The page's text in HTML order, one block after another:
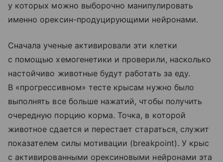
у которых можно выборочно манипулировать
именно орексин-продуцирующими нейронами.
Сначала ученые активировали эти клетки
с помощью хемогенетики и проверили, насколько
настойчиво животные будут работать за еду.
В «прогрессивном» тесте крысам нужно было
выполнять все больше нажатий, чтобы получить
очередную порцию корма. Точка, в которой
животное сдается и перестает стараться, служит
показателем силы мотивации (breakpoint). У крыс
с активированными орексиновыми нейронами эта